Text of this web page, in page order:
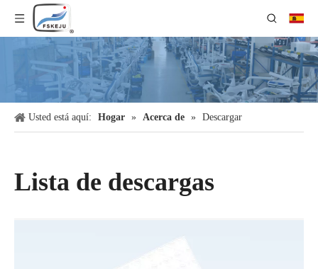
Usted está aquí: Hogar » Acerca de » Descargar
Lista de descargas